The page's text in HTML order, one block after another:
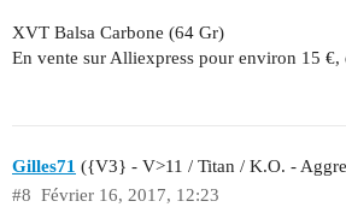
XVT Balsa Carbone (64 Gr)
En vente sur Alliexpress pour environ 15 €,
Gilles71 ({V3} - V>11 / Titan / K.O. -
Février 16, 2017, 12:23
#8